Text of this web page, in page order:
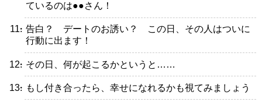
ているのは●●さん！
・告白？ デートのお誘い？ この日、その人はついに
行動に出ます！
・その日、何が起こるかというと……
・もし付き合ったら、幸せになれるかも視てみましょう